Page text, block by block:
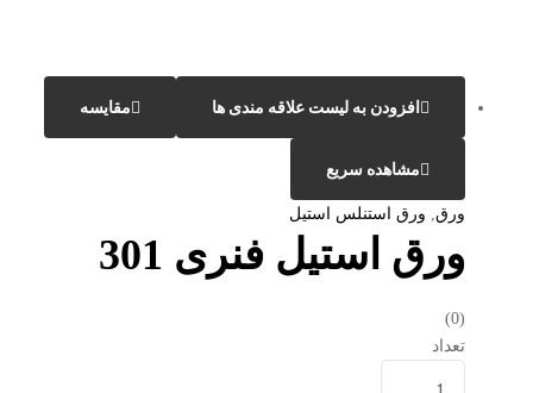
افزودن به لیست علاقه مندی ها مقایسه
مشاهده سریع
ورق, ورق استنلس استیل
ورق استیل فنری 301
(0)
تعداد